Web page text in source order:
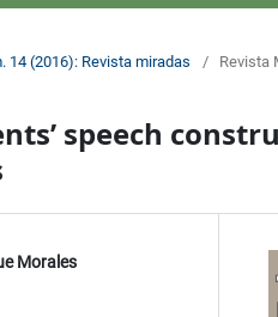
14 (2016): Revista miradas / Revista
speech
Morales